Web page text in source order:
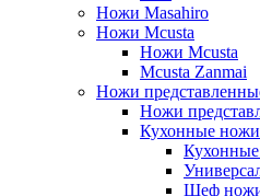
Ножи Masahiro
Ножи Mcusta
Ножи Mcusta
Mcusta Zanmai
Ножи
Ножи
Кухонные ножи
Шеф